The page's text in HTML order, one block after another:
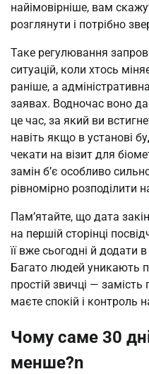
найімовірніше, вам
розглянути і потрібно
Таке регулювання
ситуацій, коли хтось
раніше, а
заявах. Водночас воно
це час, за який ви
навіть якщо в установі
чекати на візит для
замін б’є особливо
рівномірно розподілити
Пам’ятайте, що дата
на першій сторінці
її вже сьогодні й додати
Багато людей уникають
простій звичці —
маєте спокій і контроль
Чому саме 30
менше?n